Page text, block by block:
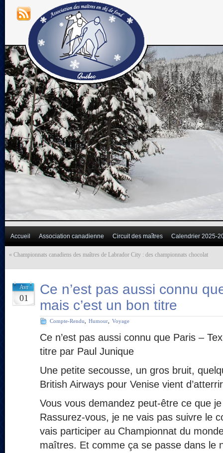
Accueil Association canadienne Circuit des maîtres Calendrier 2025-
« Championnats canadiens des maîtres de Labrador City : des championnats chocolat
Avr
01
Ce n’est pas aussi connu
mais c’est un bon titre
Compte-Rendu Humour Voyage
Ce n’est pas aussi connu que Paris –
titre par Paul Junique
Une petite secousse, un gros bruit,
British Airways pour Venise vient
Vous vous demandez peut-être ce que
Rassurez-vous, je ne vais pas suivre le
vais participer au Championnat du
maîtres. Et comme ça se passe dans le